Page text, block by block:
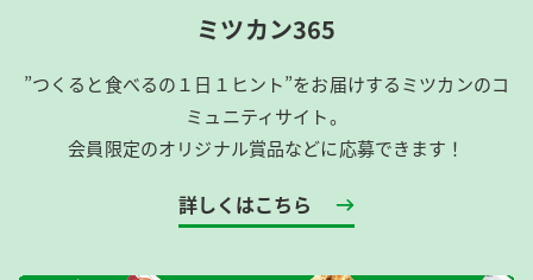
ミツカン365
”つくると食べるの１日１ヒント”をお届けするミツカンのコ
ミュニティサイト。
会員限定のオリジナル賞品などに応募できます！
詳しくはこちら